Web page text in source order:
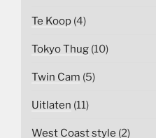
Te Koop (4)
Tokyo Thug (10)
Twin Cam (5)
Uitlaten (11)
West Coast style (2)